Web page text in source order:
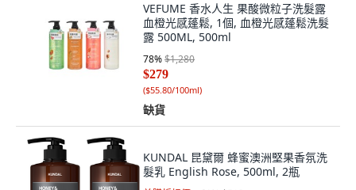
VEFUME 香水人生 果酸微粒子洗髮露
血橙光感蓬鬆, 1個, 血橙光感蓬鬆洗髮
露 500ML, 500ml
78%$1,280
$279
($55.80/100ml)
缺貨
KUNDAL 昆黛爾 蜂蜜澳洲堅果香氛洗
髮乳 English Rose, 500ml, 2瓶